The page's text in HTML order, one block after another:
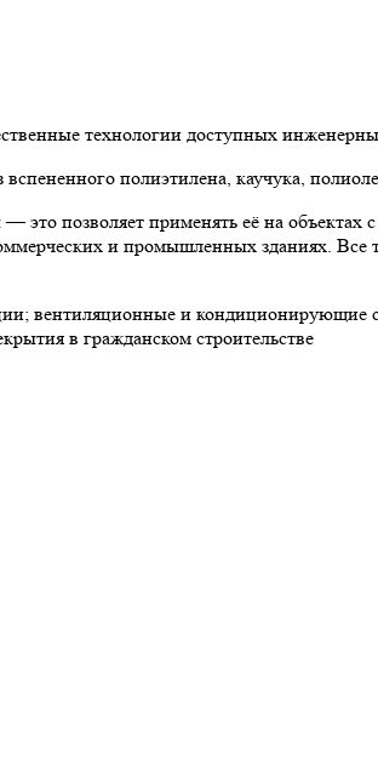
технологии доступных
полиэтилена, каучука,
позволяет применять её на
и промышленных зданиях. Все
вентиляционные и кондиционирующие
в гражданском строительстве